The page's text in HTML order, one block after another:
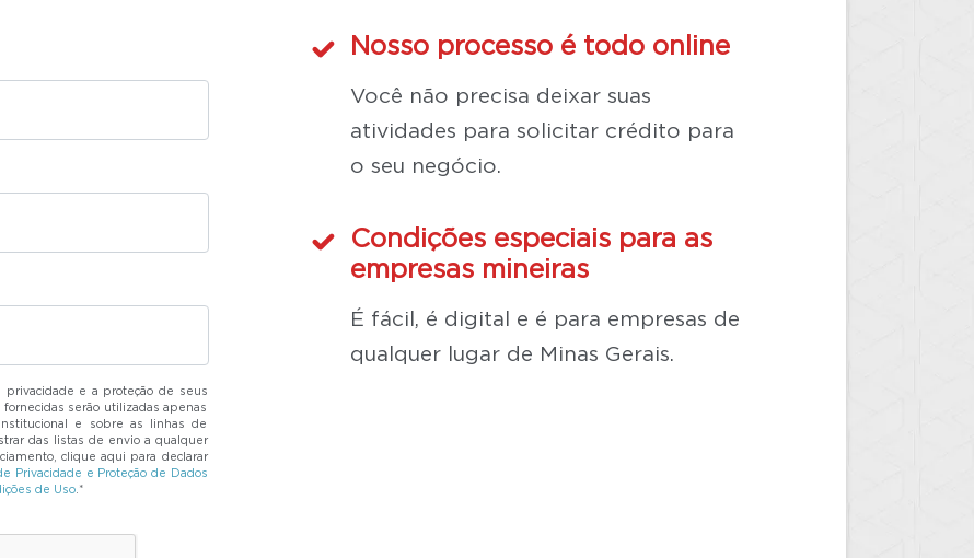
privacidade e a proteção de seus
serão utilizadas apenas
e sobre as linhas de
das listas de envio a qualquer
clique aqui para declarar
Privacidade e Proteção de Dados
de Uso.*
Nosso processo é todo online
Você não precisa deixar suas
atividades para solicitar crédito para
o seu negócio.
Condições especiais para as
empresas mineiras
É fácil, é digital e é para empresas de
qualquer lugar de Minas Gerais.